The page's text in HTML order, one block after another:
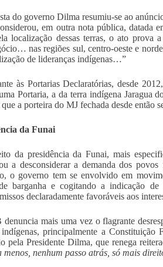
do governo Dilma resumiu-se ao
em outra nota pública, datada
localização dessas terras, o ato prova
nas regiões sul, centro-oeste e
de lideranças indígenas…”
às Portarias Declaratórias, desde
Portaria, a da terra indígena Jaragua
a porteira do MJ fechada desde então
da Funai
da presidência da Funai, mais
a desconsiderar a demanda dos
o governo tem se envolvido em
barganha e cogitando a indicação
declaradamente favoráveis aos
mais uma vez o flagrante
principalmente a Constituição
pela Presidente Dilma, que renega
menos, nenhum passo atrás, só mais